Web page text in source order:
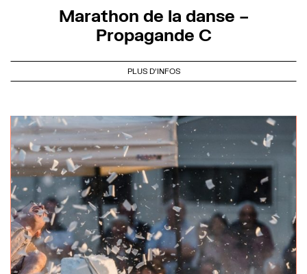
Marathon de la danse –
Propagande C
PLUS D'INFOS